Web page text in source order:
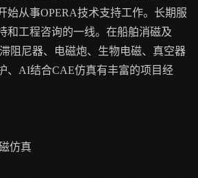
始从事OPERA技术支持工作。长期服
和工程咨询的一线。在船舶消磁及
阻尼器、电磁炮、生物电磁、真空器
、AI结合CAE仿真有丰富的项目经
仿真